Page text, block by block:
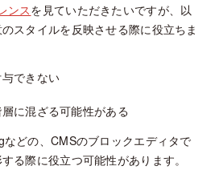
ンスを見ていただきたいですが、以
スタイルを反映させる際に役立ちま
できない
に混ざる可能性がある
どの、CMSのブロックエディタで
る際に役立つ可能性があります。